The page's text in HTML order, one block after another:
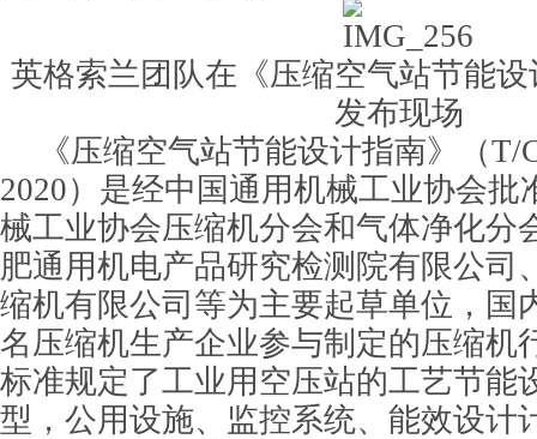
英格索兰团队在《压缩空气站节能
发布现场
《压缩空气站节能设计指南》（T/
2020）是经中国通用机械工业协会批
械工业协会压缩机分会和气体净化分
肥通用机电产品研究检测院有限公司
缩机有限公司等为主要起草单位，国
名压缩机生产企业参与制定的压缩机
标准规定了工业用空压站的工艺节能
型，公用设施、监控系统、能效设计